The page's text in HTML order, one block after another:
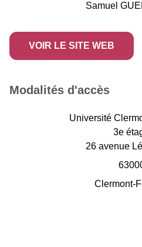
Samuel
VOIR LE SITE WEB
Modalités d'accès
Université
3e
26 avenue
Clermont-